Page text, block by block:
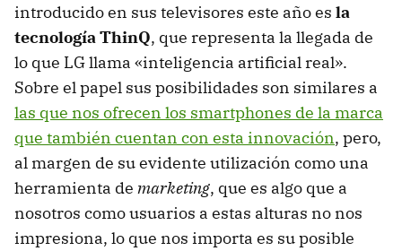
introducido en sus televisores este año es la
tecnología ThinQ, que representa la llegada de
lo que LG llama «inteligencia artificial real».
Sobre el papel sus posibilidades son similares a
las que nos ofrecen los smartphones de la marca
que también cuentan con esta innovación, pero,
al margen de su evidente utilización como una
herramienta de marketing, que es algo que a
nosotros como usuarios a estas alturas no nos
impresiona, lo que nos importa es su posible